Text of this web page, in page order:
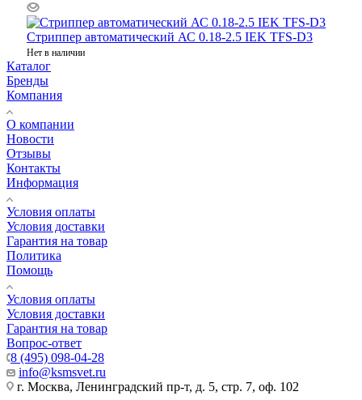
Стриппер автоматический АС 0.18-2.5 IEK TFS-D3
Нет в наличии
Каталог
Бренды
Компания
О компании
Новости
Отзывы
Контакты
Информация
Условия оплаты
Условия доставки
Гарантия на товар
Политика
Помощь
Условия оплаты
Условия доставки
Гарантия на товар
Вопрос-ответ
8 (495) 098-04-28
info@ksmsvet.ru
г. Москва, Ленинградский пр-т, д. 5, стр. 7, оф. 102